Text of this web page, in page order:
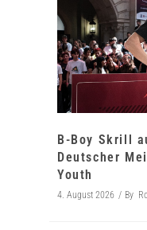
B-Boy Skrill
Deutscher
Youth
4. August 2026 By